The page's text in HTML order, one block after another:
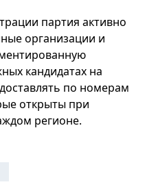
партия активно
организации и
кандидатах на
по номерам
открыты при
регионе.